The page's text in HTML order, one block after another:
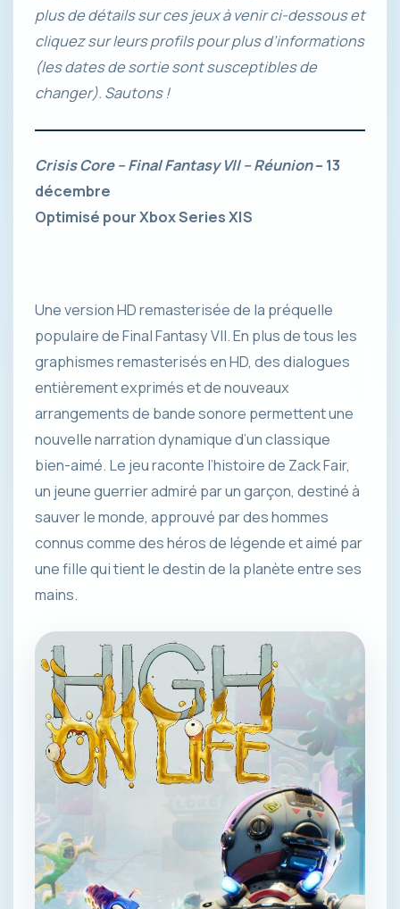
plus de détails sur ces jeux à venir ci-dessous et
cliquez sur leurs profils pour plus d’informations
(les dates de sortie sont susceptibles de
changer). Sautons !
Crisis Core – Final Fantasy VII – Réunion– 13
décembre
Optimisé pour Xbox Series X|S
Une version HD remasterisée de la préquelle
populaire de Final Fantasy VII. En plus de tous les
graphismes remasterisés en HD, des dialogues
entièrement exprimés et de nouveaux
arrangements de bande sonore permettent une
nouvelle narration dynamique d’un classique
bien-aimé. Le jeu raconte l’histoire de Zack Fair,
un jeune guerrier admiré par un garçon, destiné à
sauver le monde, approuvé par des hommes
connus comme des héros de légende et aimé par
une fille qui tient le destin de la planète entre ses
mains.